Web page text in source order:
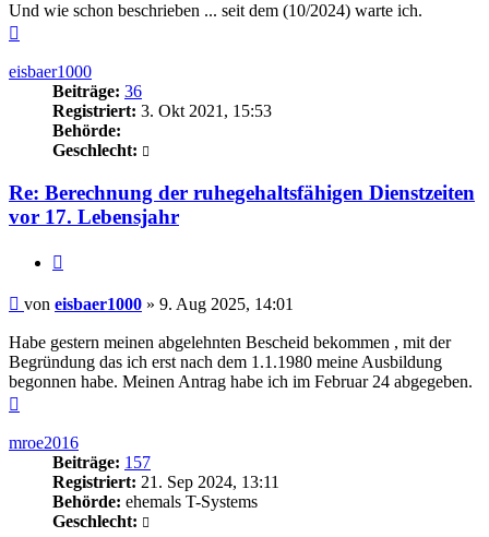
Und wie schon beschrieben ... seit dem (10/2024) warte ich.
eisbaer1000
Beiträge: 36
Registriert: 3. Okt 2021, 15:53
Behörde:
Geschlecht:
Re: Berechnung der ruhegehaltsfähigen Dienstzeiten
vor 17. Lebensjahr
Beitrag
von eisbaer1000 » 9. Aug 2025, 14:01
Habe gestern meinen abgelehnten Bescheid bekommen , mit der
Begründung das ich erst nach dem 1.1.1980 meine Ausbildung
begonnen habe. Meinen Antrag habe ich im Februar 24 abgegeben.
mroe2016
Beiträge: 157
Registriert: 21. Sep 2024, 13:11
Behörde: ehemals T-Systems
Geschlecht: